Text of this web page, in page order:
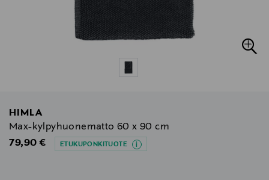
HIMLA
Max-kylpyhuonematto 60 x 90 cm
Original Price
79,90 € ETUKUPONKITUOTE